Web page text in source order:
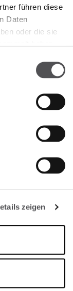
führen diese
Daten
oder die sie
zeigen